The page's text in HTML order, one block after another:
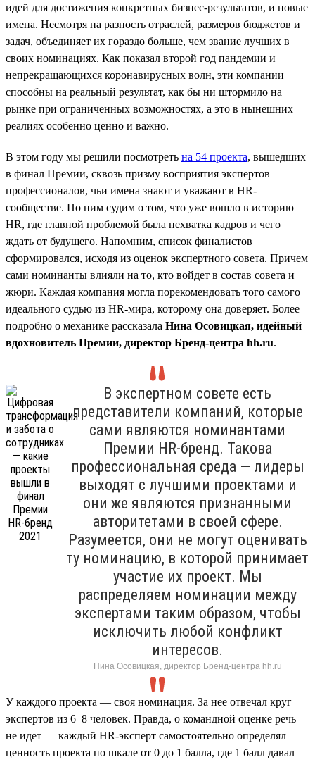
идей для достижения конкретных бизнес-результатов, и новые
имена. Несмотря на разность отраслей, размеров бюджетов и
задач, объединяет их гораздо больше, чем звание лучших в
своих номинациях. Как показал второй год пандемии и
непрекращающихся коронавирусных волн, эти компании
способны на реальный результат, как бы ни штормило на
рынке при ограниченных возможностях, а это в нынешних
реалиях особенно ценно и важно.
В этом году мы решили посмотреть на 54 проекта, вышедших
в финал Премии, сквозь призму восприятия экспертов —
профессионалов, чьи имена знают и уважают в HR-
сообществе. По ним судим о том, что уже вошло в историю
HR, где главной проблемой была нехватка кадров и чего
ждать от будущего. Напомним, список финалистов
сформировался, исходя из оценок экспертного совета. Причем
сами номинанты влияли на то, кто войдет в состав совета и
жюри. Каждая компания могла порекомендовать того самого
идеального судью из HR-мира, которому она доверяет. Более
подробно о механике рассказала Нина Осовицкая, идейный
вдохновитель Премии, директор Бренд-центра hh.ru.
В экспертном совете есть
представители компаний, которые
сами являются номинантами
Премии HR-бренд. Такова
профессиональная среда — лидеры
выходят с лучшими проектами и
они же являются признанными
авторитетами в своей сфере.
Разумеется, они не могут оценивать
ту номинацию, в которой принимает
участие их проект. Мы
распределяем номинации между
экспертами таким образом, чтобы
исключить любой конфликт
интересов.
Нина Осовицкая, директор Бренд-центра hh.ru
У каждого проекта — своя номинация. За нее отвечал круг
экспертов из 6–8 человек. Правда, о командной оценке речь
не идет — каждый HR-эксперт самостоятельно определял
ценность проекта по шкале от 0 до 1 балла, где 1 балл давал